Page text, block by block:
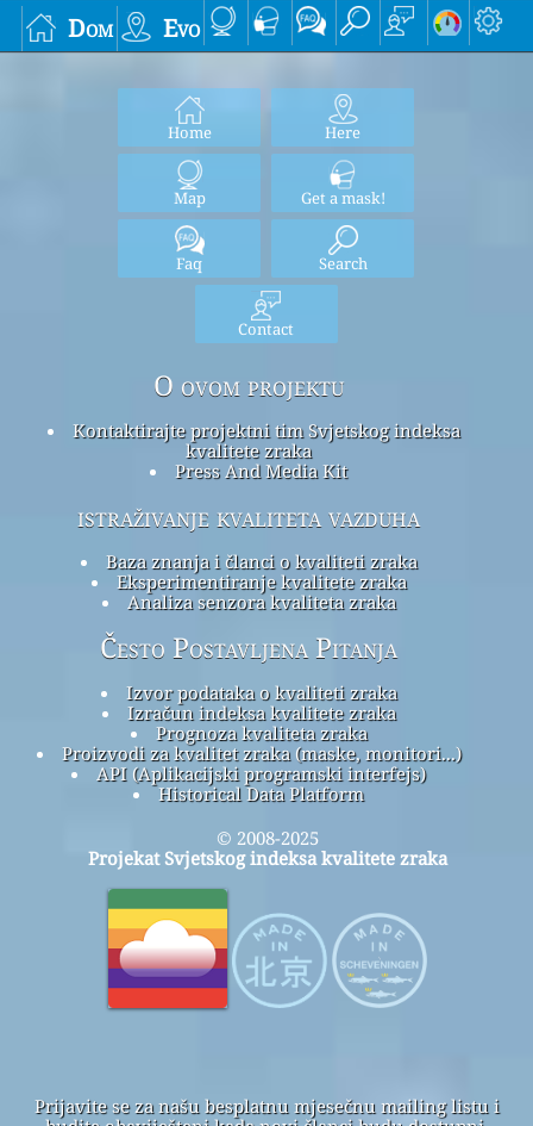
Dom Evo
Home Here
Map Get a mask!
Faq Search
Contact
O ovom projektu
Kontaktirajte projektni tim Svjetskog indeksa
kvalitete zraka
Press And Media Kit
istraživanje kvaliteta vazduha
Baza znanja i članci o kvaliteti zraka
Eksperimentiranje kvalitete zraka
Analiza senzora kvaliteta zraka
Često Postavljena Pitanja
Izvor podataka o kvaliteti zraka
Izračun indeksa kvalitete zraka
Prognoza kvaliteta zraka
Proizvodi za kvalitet zraka (maske, monitori...)
API (Aplikacijski programski interfejs)
Historical Data Platform
© 2008-2025
Projekat Svjetskog indeksa kvalitete zraka
Prijavite se za našu besplatnu mjesečnu mailing listu i